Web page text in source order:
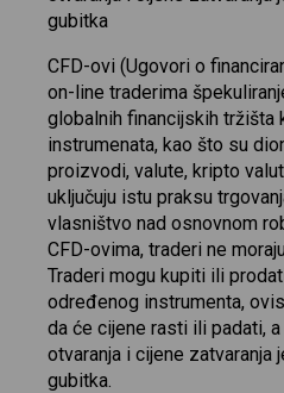
gubitka
CFD-ovi (Ugovori o
on-line traderima
globalnih financijskih tržišta
instrumenata, kao što su
proizvodi, valute, kripto
uključuju istu praksu
vlasništvo nad osnovnom
CFD-ovima, traderi ne
Traderi mogu kupiti ili
određenog instrumenta,
da će cijene rasti ili padati,
otvaranja i cijene
gubitka.